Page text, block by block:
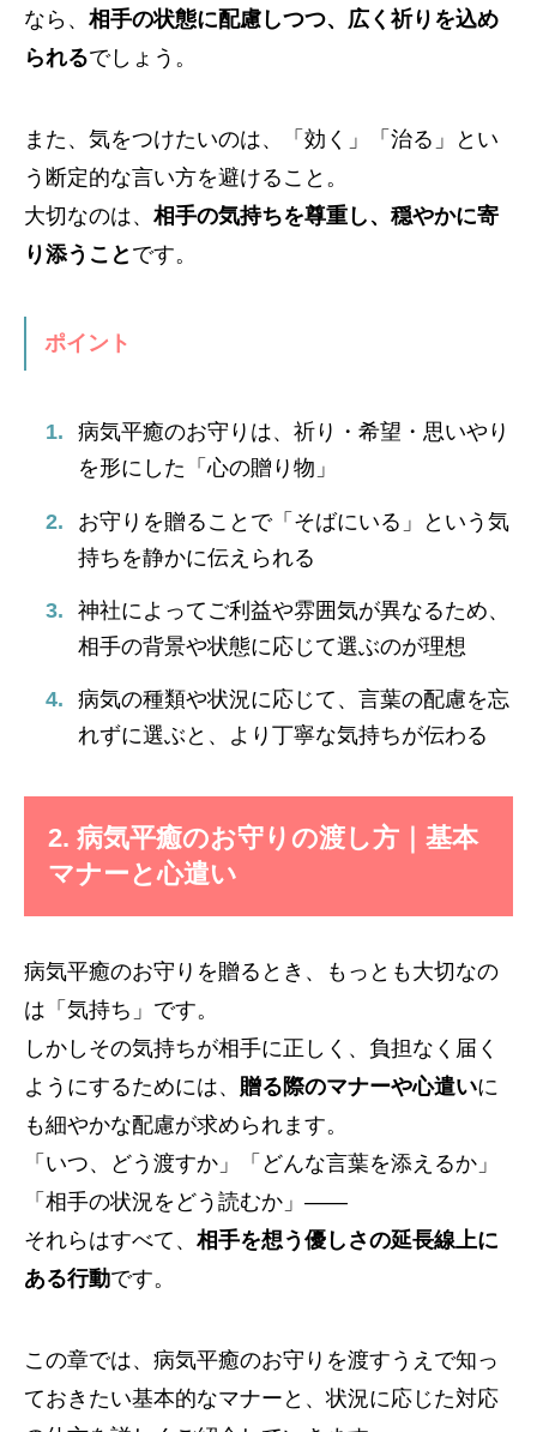
なら、 相手の状態に配慮しつつ、広く祈りを込め
られるでしょう。
また、気をつけたいのは、「効く」「治る」とい
う断定的な言い方を避けること。
大切なのは、 相手の気持ちを尊重し、穏やかに寄
り添うこと です。
ポイント
病気平癒のお守りは、祈り・希望・思いやり
を形にした「心の贈り物」
お守りを贈ることで「そばにいる」という気
持ちを静かに伝えられる
神社によってご利益や雰囲気が異なるため、
相手の背景や状態に応じて選ぶのが理想
病気の種類や状況に応じて、言葉の配慮を忘
れずに選ぶと、より丁寧な気持ちが伝わる
2. 病気平癒のお守りの渡し方｜基本
マナーと心遣い
病気平癒のお守りを贈るとき、もっとも大切なの
は「気持ち」です。
しかしその気持ちが相手に正しく、負担なく届く
ようにするためには、 贈る際のマナーや心遣いに
も細やかな配慮が求められます。
「いつ、どう渡すか」「どんな言葉を添えるか」
「相手の状況をどう読むか」——
それらはすべて、 相手を想う優しさの延長線上に
ある行動です。
この章では、病気平癒のお守りを渡すうえで知っ
ておきたい基本的なマナーと、状況に応じた対応